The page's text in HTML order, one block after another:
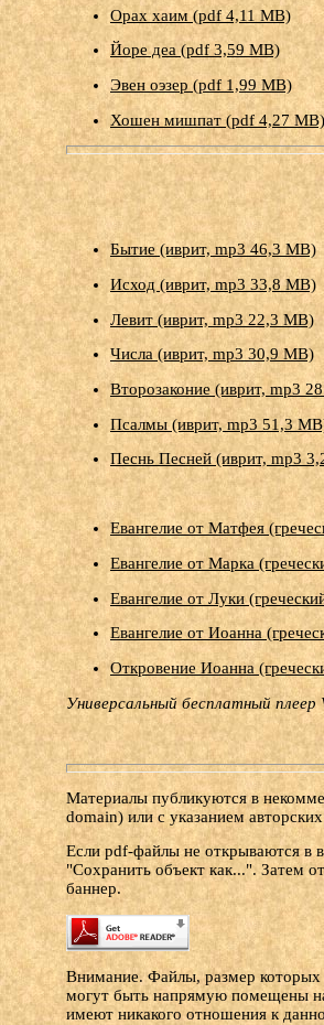
Орах хаим (pdf 4,11 МB)
Йоре деа (pdf 3,59 МB)
Эвен оэзер (pdf 1,99 МB)
Хошен мишпат (pdf 4,27 МB)
Бытие (иврит, mp3 46,3 MB)
Исход (иврит, mp3 33,8 MB)
Левит (иврит, mp3 22,3 MB)
Числа (иврит, mp3 30,9 MB)
Второзаконие (иврит, mp3
Псалмы (иврит, mp3 51,3
Песнь Песней (иврит, mp3
Евангелие от Матфея
Евангелие от Марка
Евангелие от Луки
Евангелие от Иоанна
Откровение Иоанна
Универсальный бесплатный
Материалы публикуются в
domain) или с указанием
Если pdf-файлы не открываются в
"Сохранить объект как...". Затем
баннер.
Внимание. Файлы, размер
могут быть напрямую помещены
имеют никакого отношения к